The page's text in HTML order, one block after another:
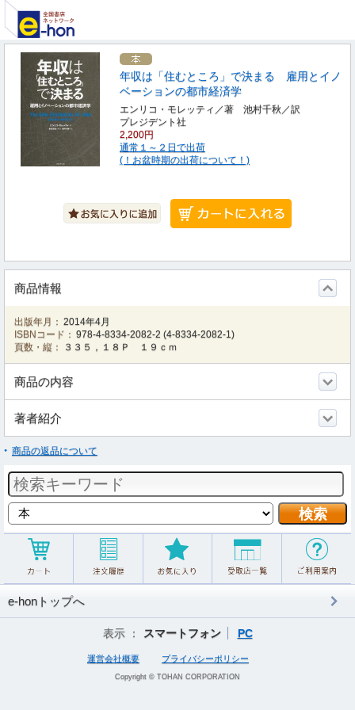
年収は「住むところ」で決まる 雇用とイノ
ベーションの都市経済学
エンリコ・モレッティ／著 池村千秋／訳
プレジデント社
2,200円
通常１～２日で出荷
(！お盆時期の出荷について！)
商品情報
出版年月： 2014年4月
ISBNコード： 978-4-8334-2082-2 (4-8334-2082-1)
頁数・縦：
３３５，１８Ｐ １９ｃｍ
商品の内容
著者紹介
商品の返品について
e-honトップへ
表示 ： スマートフォン PC
運営会社概要 プライバシーポリシー
Copyright © TOHAN CORPORATION